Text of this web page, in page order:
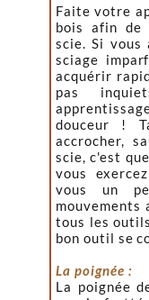
Faite votre
bois afin de
scie. Si vous
sciage
acquérir
pas
douceur !
accrocher,
scie, c'est
vous
vous un
mouvements
tous les
bon outil se
La poignée :
La poignée